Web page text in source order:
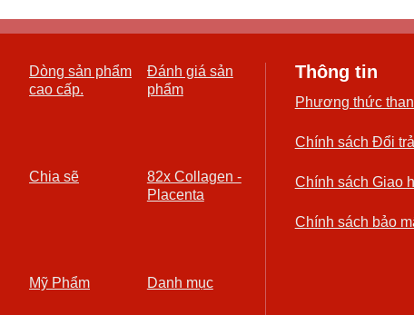
Dòng sản phẩm
cao cấp.
Đánh giá sản
phẩm
Chia sẽ
82x Collagen -
Placenta
Mỹ Phẩm Danh mục
Thông tin
Phương thức
Chính sách Đổi
Chính sách Giao
Chính sách bảo